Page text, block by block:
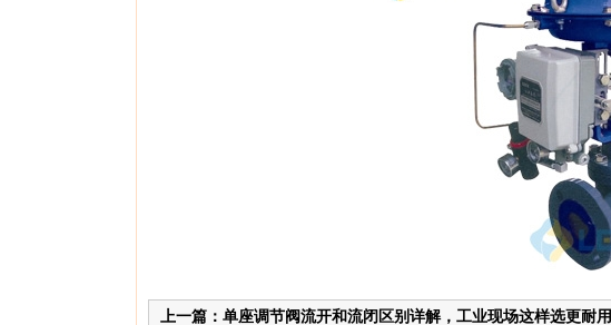
上一篇：单座调节阀流开和流闭区别详解，工业现场这样选更耐用